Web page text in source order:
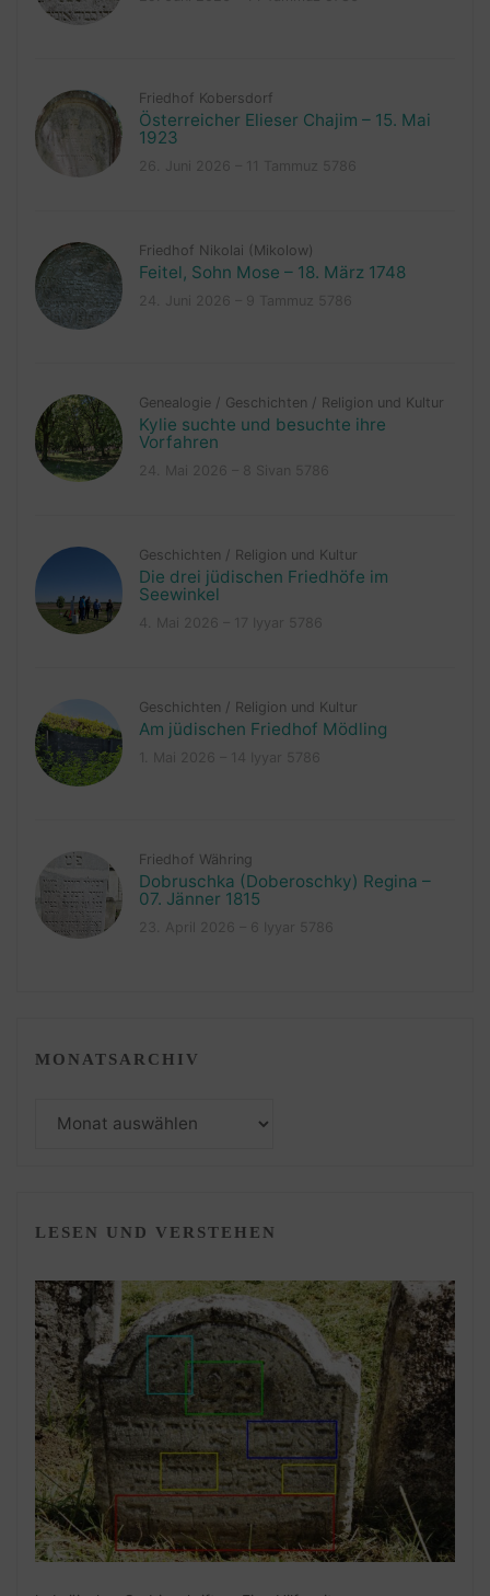
Friedhof Kobersdorf
Österreicher Elieser Chajim – 15. Mai
1923
Friedhof Nikolai (Mikolow)
Feitel, Sohn Mose – 18. März 1748
Genealogie / Geschichten / Religion und Kultur
Kylie suchte und besuchte ihre
Vorfahren
Geschichten / Religion und Kultur
Die drei jüdischen Friedhöfe im
Seewinkel
Geschichten / Religion und Kultur
Am jüdischen Friedhof Mödling
Friedhof Währing
Dobruschka (Doberoschky) Regina –
07. Jänner 1815
MONATSARCHIV
Monatsarchiv
LESEN UND VERSTEHEN